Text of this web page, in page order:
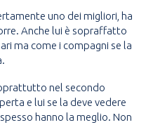
uno dei migliori, ha
Anche lui è sopraffatto
ma come i compagni se la
nel secondo
e lui se la deve vedere
hanno la meglio. Non